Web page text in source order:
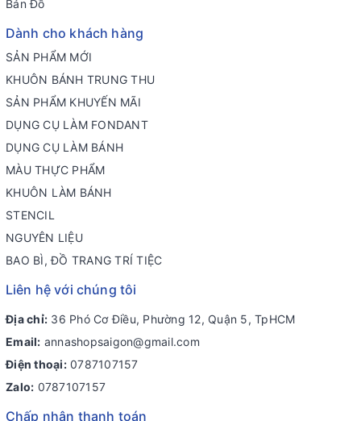
Bản Đồ
Dành cho khách hàng
SẢN PHẨM MỚI
KHUÔN BÁNH TRUNG THU
SẢN PHẨM KHUYẾN MÃI
DỤNG CỤ LÀM FONDANT
DỤNG CỤ LÀM BÁNH
MÀU THỰC PHẨM
KHUÔN LÀM BÁNH
STENCIL
NGUYÊN LIỆU
BAO BÌ, ĐỒ TRANG TRÍ TIỆC
Liên hệ với chúng tôi
Địa chỉ: 36 Phó Cơ Điều, Phường 12, Quận 5, TpHCM
Email: annashopsaigon@gmail.com
Điện thoại: 0787107157
Zalo: 0787107157
Chấp nhận thanh toán